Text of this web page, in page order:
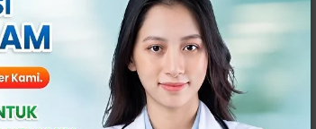
HPV, daging yang berada di
Ini bisa juga disebut dengan